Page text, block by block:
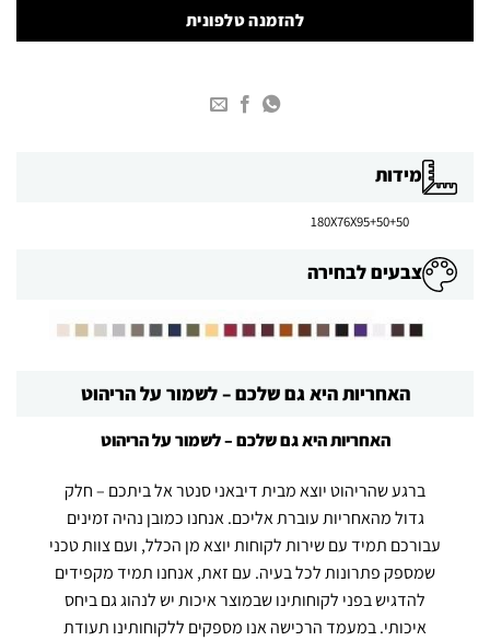
להזמנה טלפונית
מידות
180X76X95+50+50
צבעים לבחירה
האחריות היא גם שלכם – לשמור על הריהוט
האחריות היא גם שלכם – לשמור על הריהוט
ברגע שהריהוט יוצא מבית דיבאני סנטר אל ביתכם – חלק
גדול מהאחריות עוברת אליכם. אנחנו כמובן נהיה זמינים
עבורכם תמיד עם שירות לקוחות יוצא מן הכלל, ועם צוות טכני
שמספק פתרונות לכל בעיה. עם זאת, אנחנו תמיד מקפידים
להדגיש בפני לקוחותינו שבמוצר איכות יש לנהוג גם ביחס
איכותי. במעמד הרכישה אנו מספקים ללקוחותינו תעודת